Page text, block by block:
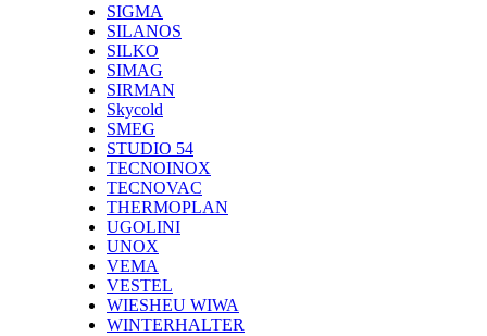
SIGMA
SILANOS
SILKO
SIMAG
SIRMAN
Skycold
SMEG
STUDIO 54
TECNOINOX
TECNOVAC
THERMOPLAN
UGOLINI
UNOX
VEMA
VESTEL
WIESHEU WIWA
WINTERHALTER